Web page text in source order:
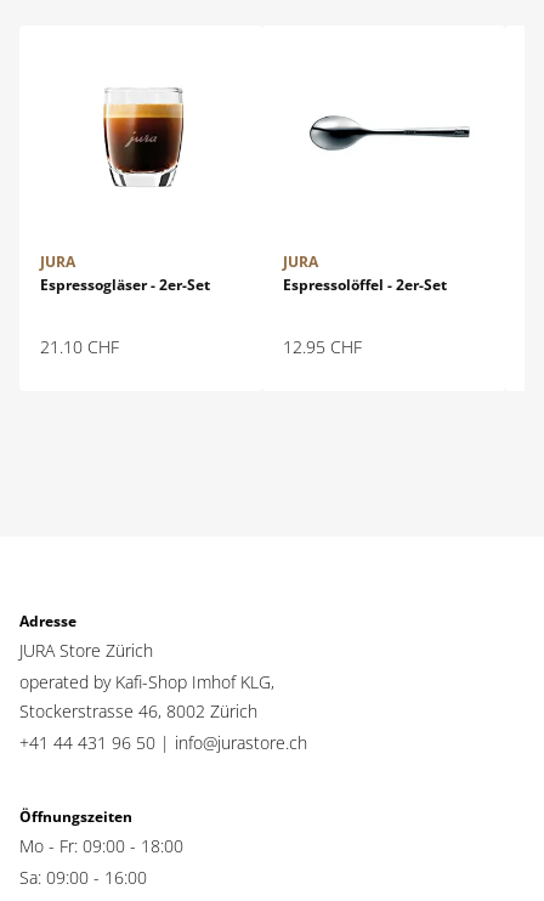
JURA
Espressogläser - 2er-Set
21.10 CHF
JURA
Espressolöffel - 2er-Set
12.95 CHF
Adresse
JURA Store Zürich
operated by Kafi-Shop Imhof KLG,
Stockerstrasse 46, 8002 Zürich
+41 44 431 96 50 | info@jurastore.ch
Öffnungszeiten
Mo - Fr: 09:00 - 18:00
Sa: 09:00 - 16:00